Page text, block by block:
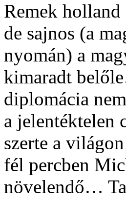
Remek
de sajnos (a
nyomán) a
kimaradt
diplomácia
a jelentéktelen
szerte a
fél percben
növelendő…